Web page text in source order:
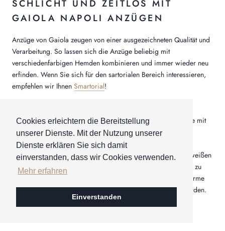
Cookies erleichtern die Bereitstellung
unserer Dienste. Mit der Nutzung unserer
Dienste erklären Sie sich damit
einverstanden, dass wir Cookies verwenden.
Mehr erfahren
Einverstanden
SCHLICHT UND ZEITLOS MIT
GAIOLA NAPOLI ANZÜGEN
Anzüge von Gaiola zeugen von einer ausgezeichneten Qualität und
Verarbeitung. So lassen sich die Anzüge beliebig mit
verschiedenfarbigen Hemden kombinieren und immer wieder neu
erfinden. Wenn Sie sich für den sartorialen Bereich interessieren,
empfehlen wir Ihnen Smartorial!
zusammen mit einem weißen Hemd und einer Seidenkrawatte mit
Musterung?
Ebenso könnte ein Sakko in Beige perfekt zu einer schicken weißen
Chino passen, um einen eleganten und dennoch lockeren Stil zu
kreieren. Die Mode von Gaiola lässt immer italienischen Charme
einfließen und kann passend zu vielen Anlässen getragen werden.